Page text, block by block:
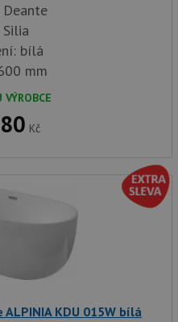
bílá
mm
Kč
KDU 015W bílá